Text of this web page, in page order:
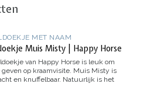
MET NAAM
Muis Misty | Happy Horse
van Happy Horse is leuk om
geven op kraamvisite. Muis Misty is
en knuffelbaar. Natuurlijk is het